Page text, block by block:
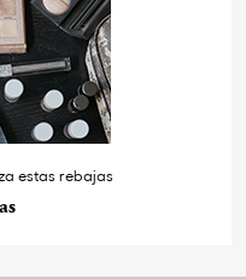
estas rebajas